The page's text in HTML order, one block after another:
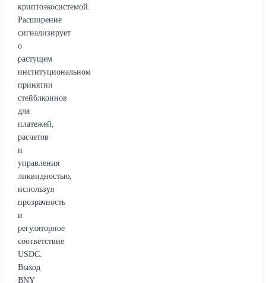
криптоэкосистемой.
Расширение
сигнализирует
о
растущем
институциональном
принятии
стейблкоинов
для
платежей,
расчетов
и
управления
ликвидностью,
используя
прозрачность
и
регуляторное
соответствие
USDC.
Выход
BNY